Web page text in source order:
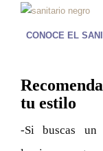
CONOCE EL
tu estilo
-Si buscas un